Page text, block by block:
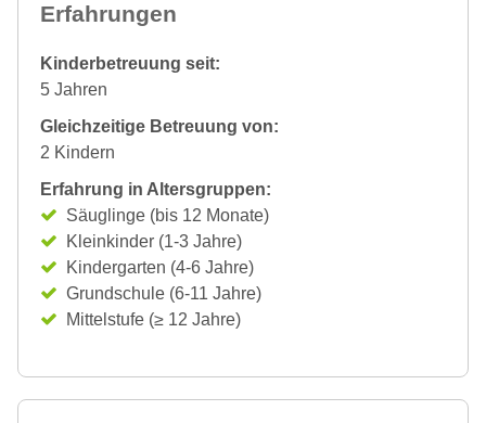
Erfahrungen
Kinderbetreuung seit:
5 Jahren
Gleichzeitige Betreuung von:
2 Kindern
Erfahrung in Altersgruppen:
Säuglinge (bis 12 Monate)
Kleinkinder (1-3 Jahre)
Kindergarten (4-6 Jahre)
Grundschule (6-11 Jahre)
Mittelstufe (≥ 12 Jahre)